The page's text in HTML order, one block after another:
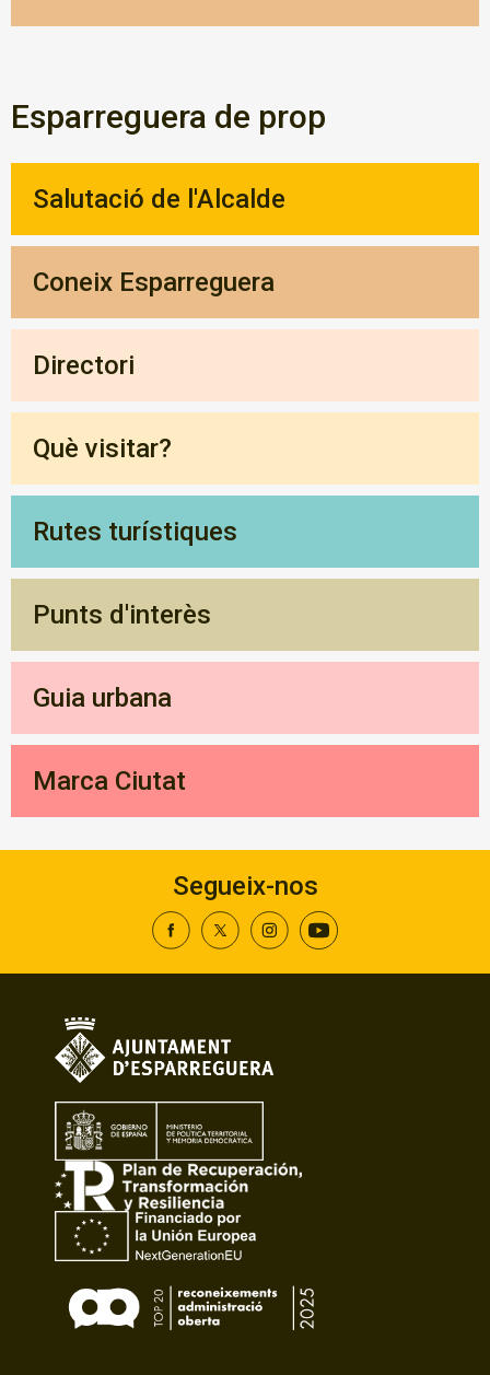
Esparreguera de prop
Salutació de l'Alcalde
Coneix Esparreguera
Directori
Què visitar?
Rutes turístiques
Punts d'interès
Guia urbana
Marca Ciutat
Segueix-nos